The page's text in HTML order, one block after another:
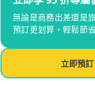
無論是商務出差還是
預訂更划算，輕鬆節
立即預